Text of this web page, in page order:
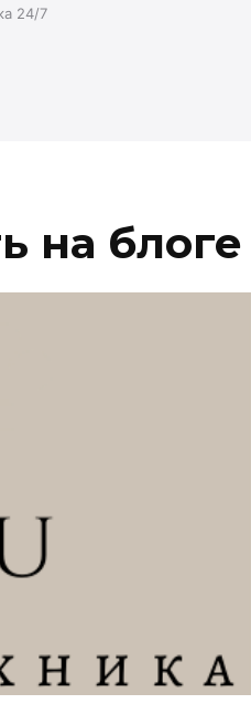
24/7
на блоге